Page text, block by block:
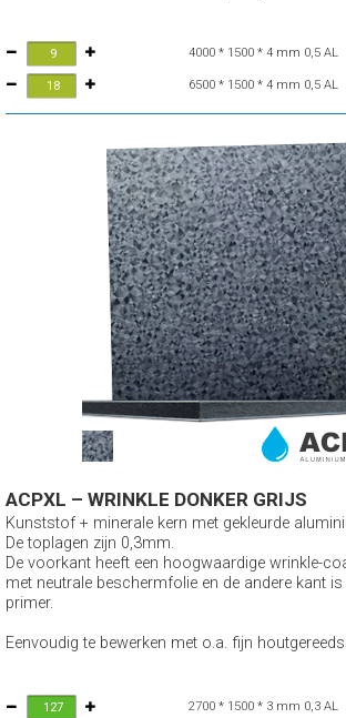
4000 * 1500 * 4 mm 0,5 AL
6500 * 1500 * 4 mm 0,5 AL
ACPXL – WRINKLE DONKER GRIJS
Kunststof + minerale kern met gekleurde
De toplagen zijn 0,3mm.
De voorkant heeft een hoogwaardige wrinkle-
met neutrale beschermfolie en de andere kant
primer.
Eenvoudig te bewerken met o.a. fijn
2700 * 1500 * 3 mm 0,3 AL